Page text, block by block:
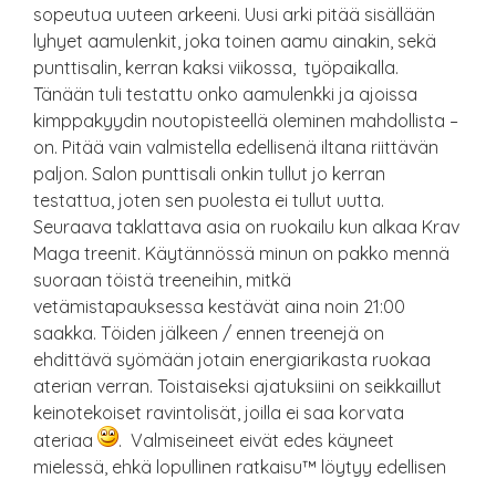
sopeutua uuteen arkeeni. Uusi arki pitää sisällään
lyhyet aamulenkit, joka toinen aamu ainakin, sekä
punttisalin, kerran kaksi viikossa, työpaikalla.
Tänään tuli testattu onko aamulenkki ja ajoissa
kimppakyydin noutopisteellä oleminen mahdollista –
on. Pitää vain valmistella edellisenä iltana riittävän
paljon. Salon punttisali onkin tullut jo kerran
testattua, joten sen puolesta ei tullut uutta.
Seuraava taklattava asia on ruokailu kun alkaa Krav
Maga treenit. Käytännössä minun on pakko mennä
suoraan töistä treeneihin, mitkä
vetämistapauksessa kestävät aina noin 21:00
saakka. Töiden jälkeen / ennen treenejä on
ehdittävä syömään jotain energiarikasta ruokaa
aterian verran. Toistaiseksi ajatuksiini on seikkaillut
keinotekoiset ravintolisät, joilla ei saa korvata
ateriaa
. Valmiseineet eivät edes käyneet
mielessä, ehkä lopullinen ratkaisu™ löytyy edellisen